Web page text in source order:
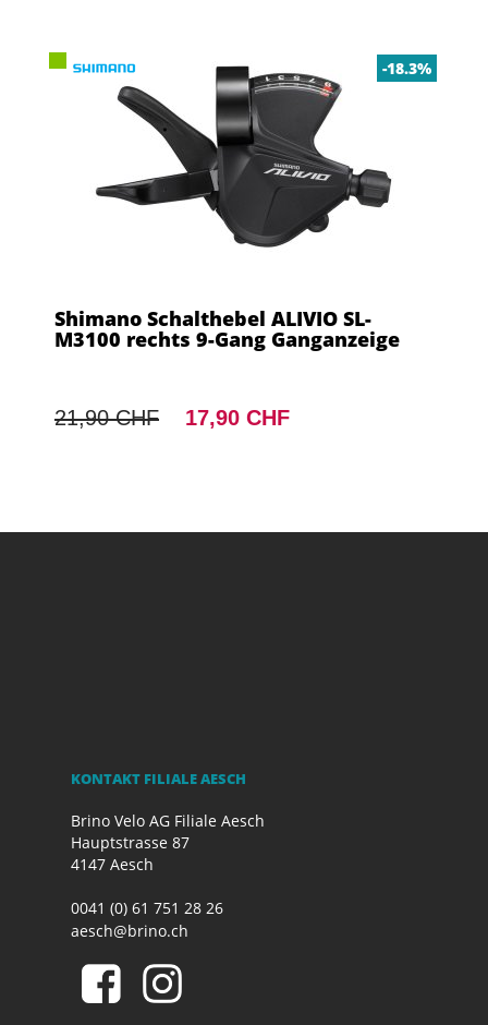
-18.3%
Shimano Schalthebel ALIVIO SL-
M3100 rechts 9-Gang Ganganzeige
21,90 CHF 17,90 CHF
KONTAKT FILIALE AESCH
Brino Velo AG Filiale Aesch
Hauptstrasse 87
4147 Aesch
0041 (0) 61 751 28 26
aesch@brino.ch